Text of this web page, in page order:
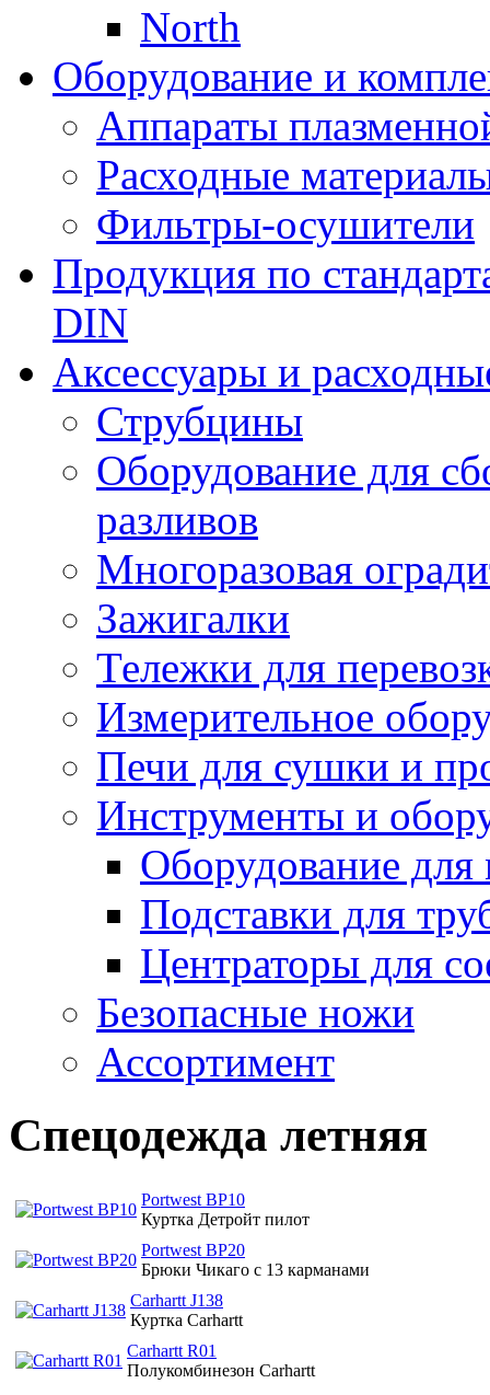
North
Оборудование и
Аппараты
Расходные
Фильтры-осушители
Продукция по
DIN
Аксессуары и
Струбцины
Оборудование для
разливов
Многоразовая
Зажигалки
Тележки для
Измерительное
Печи для сушки и
Инструменты и
Оборудование
Подставки для
Центраторы для
Безопасные ножи
Ассортимент
Спецодежда летняя
Portwest BP10
Куртка Детройт пилот
Portwest BP20
Брюки Чикаго с 13 карманами
Carhartt J138
Куртка Carhartt
Carhartt R01
Полукомбинезон Carhartt